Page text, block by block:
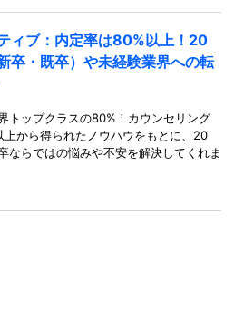
ィブ：内定率は80%以上！20
卒・既卒）や未経験業界への転
トップクラスの80%！カウンセリング
上から得られたノウハウをもとに、20
ならではの悩みや不安を解決してくれま